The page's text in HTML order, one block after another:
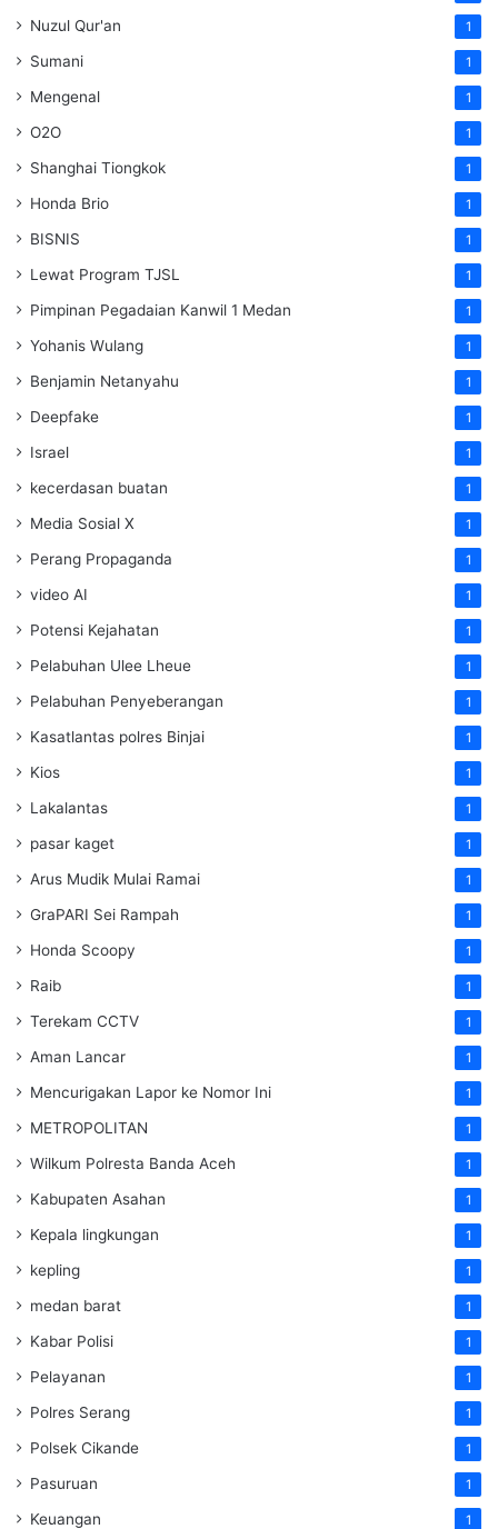
Nuzul Qur'an 1
Sumani 1
Mengenal 1
O2O 1
Shanghai Tiongkok 1
Honda Brio 1
BISNIS 1
Lewat Program TJSL 1
Pimpinan Pegadaian Kanwil 1 Medan 1
Yohanis Wulang 1
Benjamin Netanyahu 1
Deepfake 1
Israel 1
kecerdasan buatan 1
Media Sosial X 1
Perang Propaganda 1
video AI 1
Potensi Kejahatan 1
Pelabuhan Ulee Lheue 1
Pelabuhan Penyeberangan 1
Kasatlantas polres Binjai 1
Kios 1
Lakalantas 1
pasar kaget 1
Arus Mudik Mulai Ramai 1
GraPARI Sei Rampah 1
Honda Scoopy 1
Raib 1
Terekam CCTV 1
Aman Lancar 1
Mencurigakan Lapor ke Nomor Ini 1
METROPOLITAN 1
Wilkum Polresta Banda Aceh 1
Kabupaten Asahan 1
Kepala lingkungan 1
kepling 1
medan barat 1
Kabar Polisi 1
Pelayanan 1
Polres Serang 1
Polsek Cikande 1
Pasuruan 1
Keuangan 1